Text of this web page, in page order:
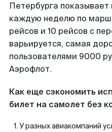
Петербурга
каждую неделю по
рейсов и 10 рейсов с
варьируется, самая
пользователями 9000
Аэрофлот.
Как еще сэкономить
билет на самолет без
У разных авиакомпаний